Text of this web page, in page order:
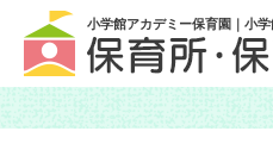
小学館アカデミー保育園｜小